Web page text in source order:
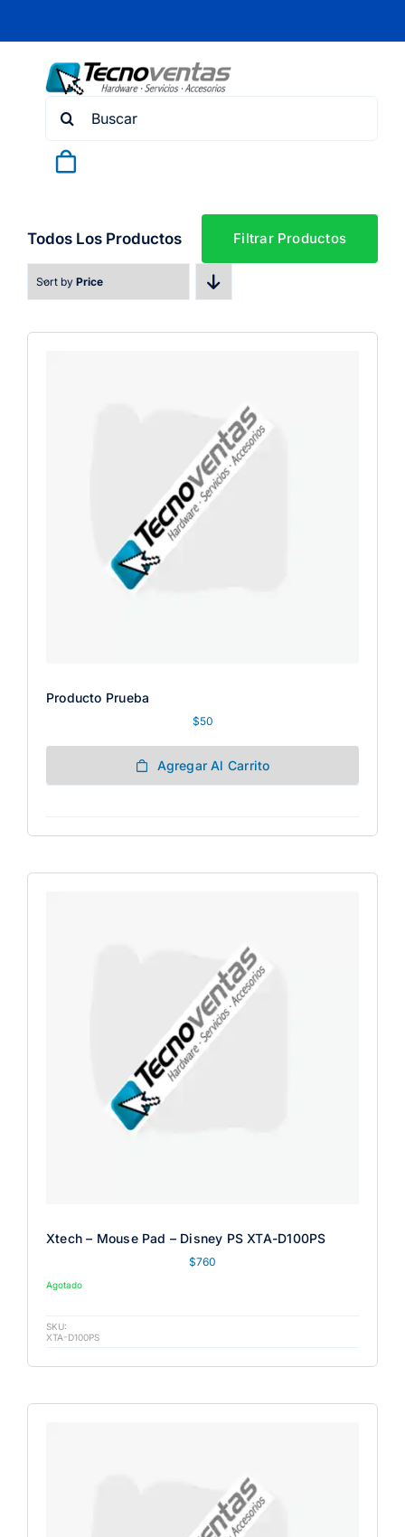
content
Search
Todos Los Productos Filtrar Productos
Sort by Price
Producto Prueba
$50
Agregar Al Carrito
Xtech – Mouse Pad – Disney PS XTA-D100PS
$760
Agotado
SKU:
XTA-D100PS